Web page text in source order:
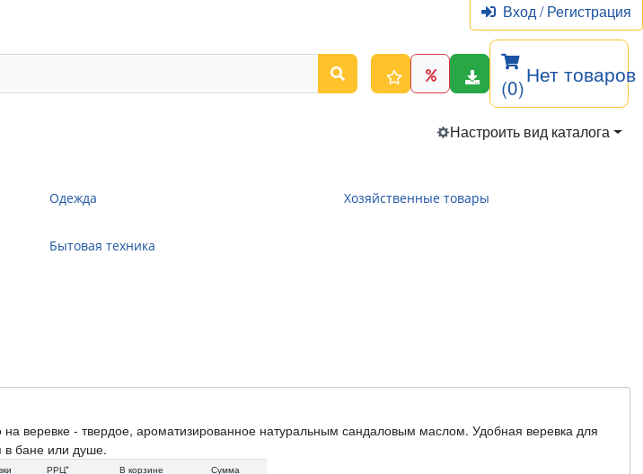
Вход/Регистрация
(0)Нет товаров
Настроить вид каталога
Одежда Хозяйственные товары
Бытовая техника
веревке - твердое, ароматизированное натуральным сандаловым маслом. Удобная веревка для
в бане или душе.
РРЦ* В корзине Сумма